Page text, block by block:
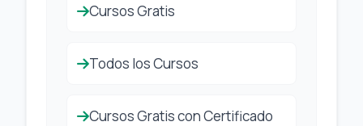
Cursos Gratis
Todos los Cursos
Cursos Gratis con Certificado